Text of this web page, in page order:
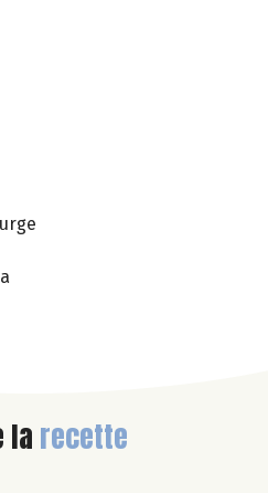
larecette